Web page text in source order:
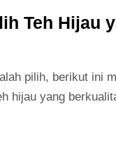
Teh Hijau
pilih, berikut ini
hijau yang